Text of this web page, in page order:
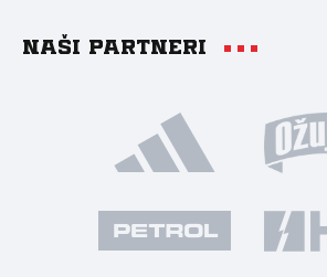
Naši partneri